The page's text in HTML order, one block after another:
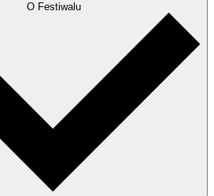
O Festiwalu